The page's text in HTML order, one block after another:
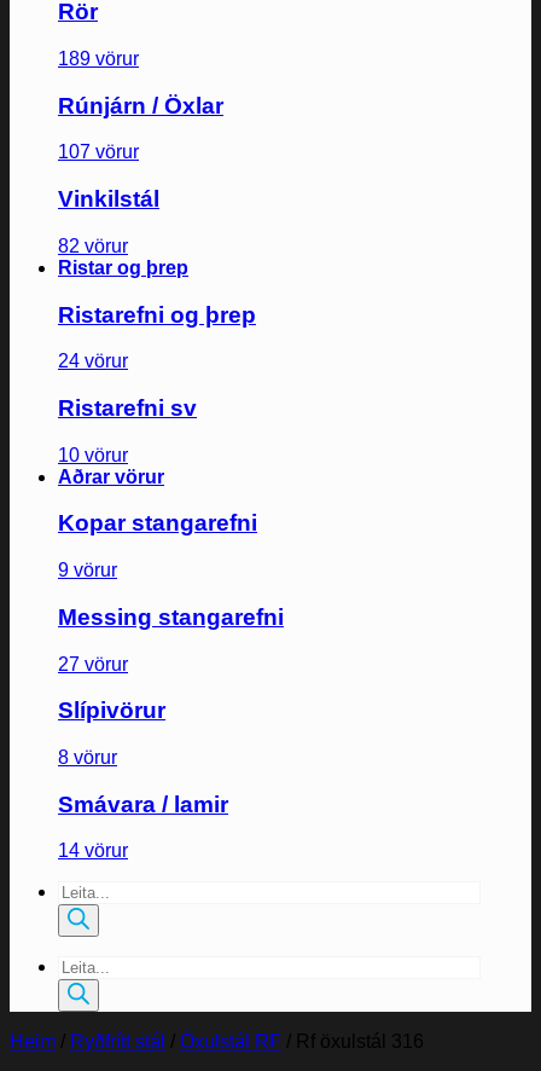
Rör
189 vörur
Rúnjárn / Öxlar
107 vörur
Vinkilstál
82 vörur
Ristar og þrep
Ristarefni og þrep
24 vörur
Ristarefni sv
10 vörur
Aðrar vörur
Kopar stangarefni
9 vörur
Messing stangarefni
27 vörur
Slípivörur
8 vörur
Smávara / lamir
14 vörur
Products
search
Products
search
Heim / Ryðfrítt stál / Öxulstál RF / Rf öxulstál 316